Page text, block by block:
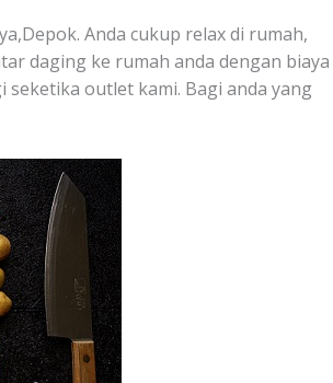
Anda cukup relax di rumah,
daging ke rumah anda dengan biaya
outlet kami. Bagi anda yang